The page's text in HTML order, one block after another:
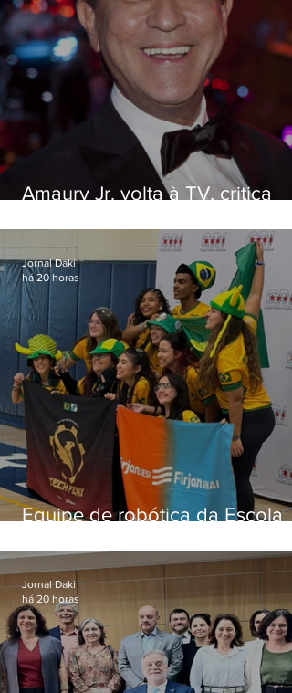
Amaury Jr. volta à TV, critica
viraram colunistas de si
Equipe de robótica da Escola
prêmio internacional nos EUA
Jornal Daki
há 20 horas
Jornal Daki
há 20 horas